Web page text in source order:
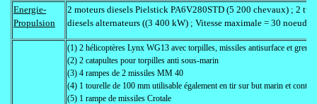
Energie-
Propulsion
2 moteurs diesels Pielstick PA6V280STD (5 200 chevaux) ; 2
diesels alternateurs ((3 400 kW) ; Vitesse maximale = 30 noeuds
(1) 2 hélicoptères Lynx WG13 avec torpilles, missiles antisurface et
(2) 2 catapultes pour torpilles anti sous-marin
(3) 4 rampes de 2 missiles MM 40
(4) 1 tourelle de 100 mm utilisable également en tir sur but marin et contre
(5) 1 rampe de missiles Crotale